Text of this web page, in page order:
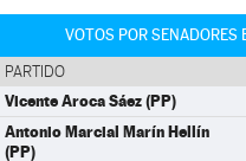
VOTOS POR SENADORES
PARTIDO
Vicente Aroca Sáez (PP)
Antonio Marcial Marín Hellín
(PP)